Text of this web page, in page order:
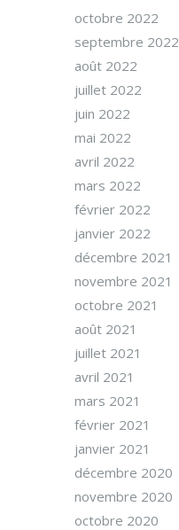
octobre 2022
septembre 2022
août 2022
juillet 2022
juin 2022
mai 2022
avril 2022
mars 2022
février 2022
janvier 2022
décembre 2021
novembre 2021
octobre 2021
août 2021
juillet 2021
avril 2021
mars 2021
février 2021
janvier 2021
décembre 2020
novembre 2020
octobre 2020